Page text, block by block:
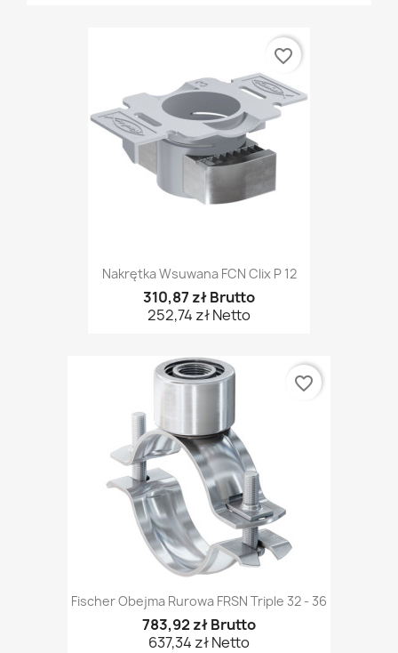
Nakrętka Wsuwana FCN Clix P 12
310,87 zł Brutto
252,74 zł Netto
favorite_border
Fischer Obejma Rurowa FRSN Triple 32 - 36
783,92 zł Brutto
637,34 zł Netto
favorite_border